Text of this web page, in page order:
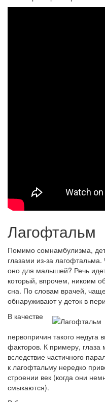
Лагофтальм
Помимо сомнамбулизма,
глазами из-за
оно для малышей? Речь
который, впрочем, никоим
сна. По словам врачей,
обнаруживают у деток в
В качестве
первопричин такого недуга
факторов. К примеру, глаза
вследствие частичного
к лагофтальму нередко
строении век (когда они
смыкаются).